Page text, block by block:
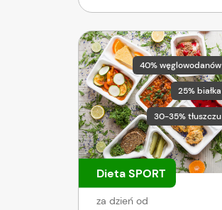
40% węglowodanów
25% białka
30-35% tłuszczu
Dieta SPORT
za dzień od